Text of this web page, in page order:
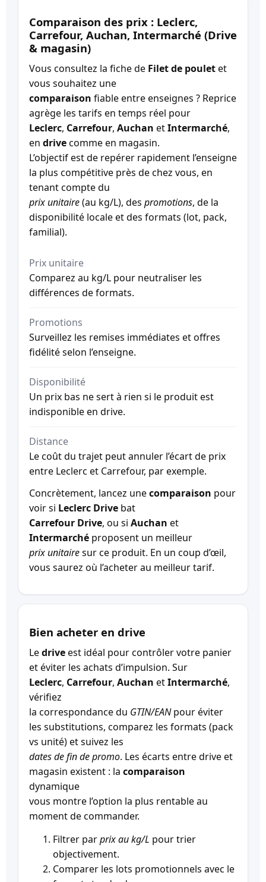
Comparaison des prix : Leclerc,
Carrefour, Auchan, Intermarché (Drive
& magasin)
Vous consultez la fiche de Filet de pouletet
vous souhaitez une
comparaison fiable entre enseignes ? Reprice
agrège les tarifs en temps réel pour
Leclerc, Carrefour, Auchan etIntermarché,
en drivecomme en magasin.
L’objectif est de repérer rapidement l’enseigne
la plus compétitive près de chez vous, en
tenant compte du
prix unitaire(au kg/L), des promotions, de la
disponibilité locale et des formats (lot, pack,
familial).
Prix unitaire
Comparez au kg/L pour neutraliser les
différences de formats.
Promotions
Surveillez les remises immédiates et offres
fidélité selon l’enseigne.
Disponibilité
Un prix bas ne sert à rien si le produit est
indisponible en drive.
Distance
Le coût du trajet peut annuler l’écart de prix
entre Leclerc et Carrefour, par exemple.
Concrètement, lancez unecomparaison pour
voir si Leclerc Drive bat
Carrefour Drive, ou si Auchan et
Intermarché proposent un meilleur
prix unitairesur ce produit. En un coup d’œil,
vous saurez où l’acheter au meilleur tarif.
Bien acheter en drive
Ledriveest idéal pour contrôler votre panier
et éviter les achats d’impulsion. Sur
Leclerc, Carrefour, Auchan etIntermarché,
vérifiez
la correspondance du GTIN/EANpour éviter
les substitutions, comparez les formats (pack
vs unité) et suivez les
dates de fin de promo. Les écarts entre drive et
magasin existent : la comparaison
dynamique
vous montre l’option la plus rentable au
moment de commander.
Filtrer parprix au kg/L pour trier
objectivement.
Comparer les lots promotionnels avec le